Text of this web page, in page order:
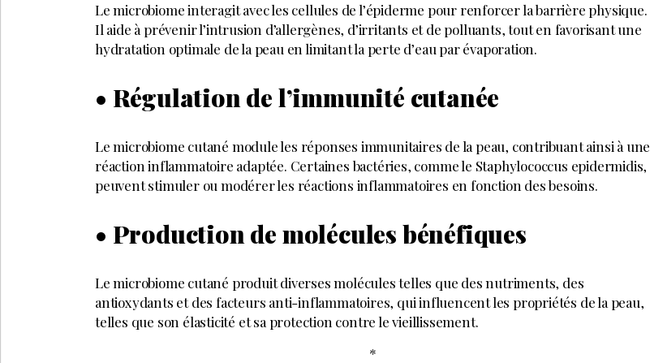
Le microbiome interagit avec les cellules de l’épiderme pour renforcer la barrière physique.
Il aide à prévenir l’intrusion d’allergènes, d’irritants et de polluants, tout en favorisant une
hydratation optimale de la peau en limitant la perte d’eau par évaporation.
• Régulation de l’immunité cutanée
Le microbiome cutané module les réponses immunitaires de la peau, contribuant ainsi à une
réaction inflammatoire adaptée. Certaines bactéries, comme le Staphylococcus epidermidis,
peuvent stimuler ou modérer les réactions inflammatoires en fonction des besoins.
• Production de molécules bénéfiques
Le microbiome cutané produit diverses molécules telles que des nutriments, des
antioxydants et des facteurs anti-inflammatoires, qui influencent les propriétés de la peau,
telles que son élasticité et sa protection contre le vieillissement.
*